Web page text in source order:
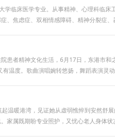
临床医学专业。从事精神、心理科临
、焦虑症、双相情感障碍、精神分裂症、
者精神文化生活，6月17日，东港市和
温度。歌曲演唱婉转悠扬，舞蹈表演灵动
温暖港湾，见证她从虚弱憔悴到安然舒
家属既期盼专业照护，又忧心老人身体状